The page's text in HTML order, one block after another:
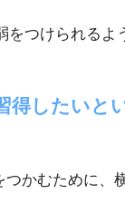
つけられるよ
得したいと
かむために、